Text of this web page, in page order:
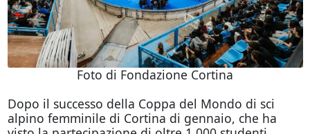
Foto di Fondazione Cortina
Dopo il successo della Coppa del Mondo di sci
alpino femminile di Cortina di gennaio, che ha